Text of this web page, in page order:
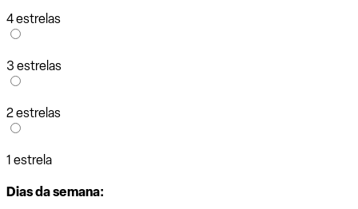
4 estrelas
3 estrelas
2 estrelas
1 estrela
Dias da semana: